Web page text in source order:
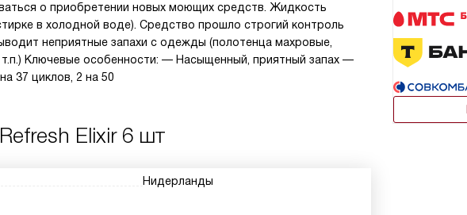
о приобретении новых моющих средств. Жидкость
в холодной воде). Средство прошло строгий контроль
неприятные запахи с одежды (полотенца махровые,
Ключевые особенности: — Насыщенный, приятный запах —
37 циклов, 2 на 50
Elixir 6 шт
Нидерланды